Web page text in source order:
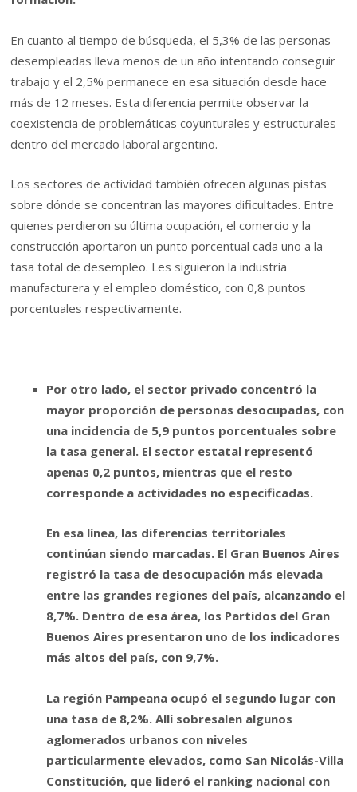
En cuanto al tiempo de búsqueda, el 5,3% de las personas
desempleadas lleva menos de un año intentando conseguir
trabajo y el 2,5% permanece en esa situación desde hace
más de 12 meses. Esta diferencia permite observar la
coexistencia de problemáticas coyunturales y estructurales
dentro del mercado laboral argentino.
Los sectores de actividad también ofrecen algunas pistas
sobre dónde se concentran las mayores dificultades. Entre
quienes perdieron su última ocupación, el comercio y la
construcción aportaron un punto porcentual cada uno a la
tasa total de desempleo. Les siguieron la industria
manufacturera y el empleo doméstico, con 0,8 puntos
porcentuales respectivamente.
Por otro lado, el sector privado concentró la
mayor proporción de personas desocupadas, con
una incidencia de 5,9 puntos porcentuales sobre
la tasa general. El sector estatal representó
apenas 0,2 puntos, mientras que el resto
corresponde a actividades no especificadas.
En esa línea, las diferencias territoriales
continúan siendo marcadas. El Gran Buenos Aires
registró la tasa de desocupación más elevada
entre las grandes regiones del país, alcanzando el
8,7%. Dentro de esa área, los Partidos del Gran
Buenos Aires presentaron uno de los indicadores
más altos del país, con 9,7%.
La región Pampeana ocupó el segundo lugar con
una tasa de 8,2%. Allí sobresalen algunos
aglomerados urbanos con niveles
particularmente elevados, como San Nicolás-Villa
Constitución, que lideró el ranking nacional con